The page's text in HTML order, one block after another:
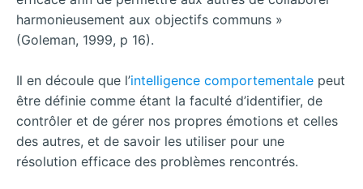
harmonieusement aux objectifs communs »
(Goleman, 1999, p 16).
Il en découle que l’intelligence comportementale peut
être définie comme étant la faculté d’identifier, de
contrôler et de gérer nos propres émotions et celles
des autres, et de savoir les utiliser pour une
résolution efficace des problèmes rencontrés.